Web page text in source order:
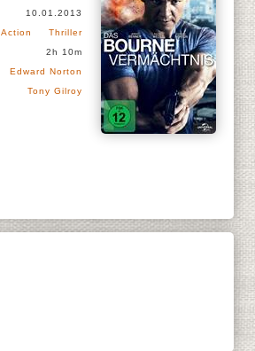
10.01.2013
Action
Thriller
2h 10m
Edward Norton
Tony Gilroy